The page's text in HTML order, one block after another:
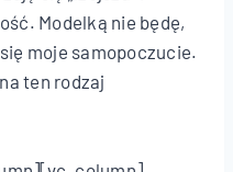
Modelką nie będę,
moje samopoczucie.
ten rodzaj